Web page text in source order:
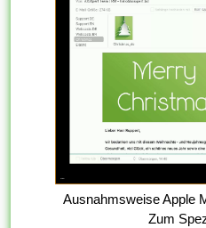
Ausnahmsweise Apple
Zum